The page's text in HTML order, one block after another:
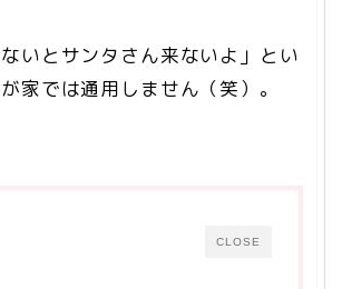
ないとサンタさん来ないよ」とい
家では通用しません（笑）。
CLOSE